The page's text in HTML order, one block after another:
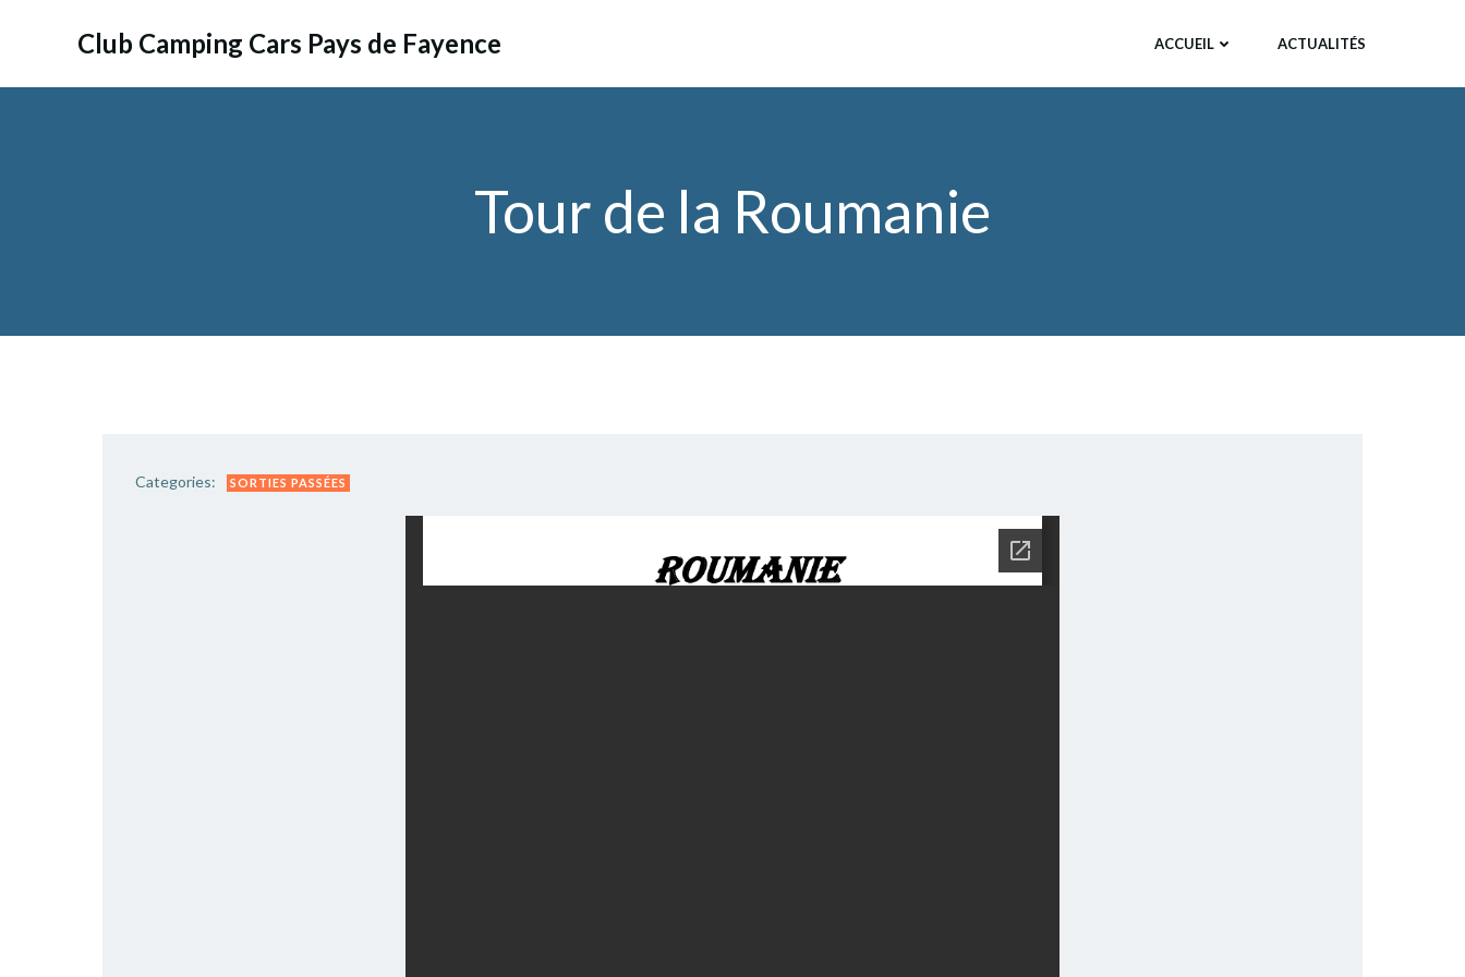
Club Camping Cars Pays de Fayence ACCUEIL ACTUALITÉS
Tour de la Roumanie
Categories: SORTIES PASSÉES